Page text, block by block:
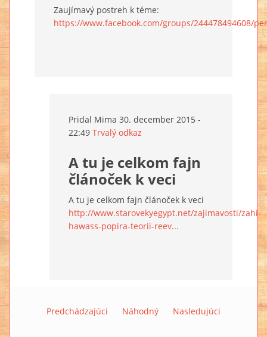
Zaujímavý postreh k téme:
https://www.facebook.com/groups/244478494608/
Pridal Mima 30. december 2015 -
22:49 Trvalý odkaz
A tu je celkom fajn
článoček k veci
A tu je celkom fajn článoček k veci
http://www.starovekyegypt.net/zajimavosti/zahi-
hawass-popira-teorii-reev...
Predchádzajúci Náhodný Nasledujúci